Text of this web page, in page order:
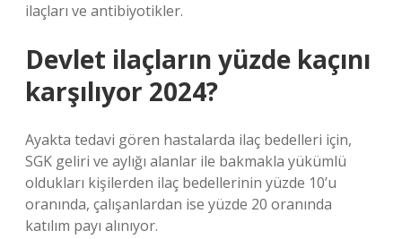
ilaçları ve antibiyotikler.
Devlet ilaçların yüzde kaçını
karşılıyor 2024?
Ayakta tedavi gören hastalarda ilaç bedelleri için,
SGK geliri ve aylığı alanlar ile bakmakla yükümlü
oldukları kişilerden ilaç bedellerinin yüzde 10’u
oranında, çalışanlardan ise yüzde 20 oranında
katılım payı alınıyor.